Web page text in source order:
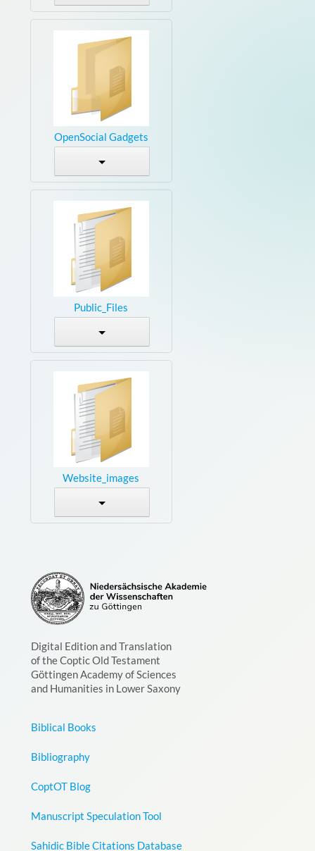
OpenSocial Gadgets
Public_Files
Website_images
Digital Edition and Translation
of the Coptic Old Testament
Göttingen Academy of Sciences
and Humanities in Lower Saxony
Biblical Books
Bibliography
CoptOT Blog
Manuscript Speculation Tool
Sahidic Bible Citations Database